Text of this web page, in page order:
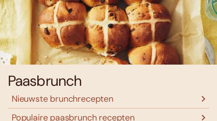
Paasbrunch
Nieuwste brunchrecepten
Populaire paasbrunch recepten